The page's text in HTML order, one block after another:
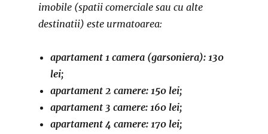
imobile (spatii comerciale sau cu alte
destinatii) este urmatoarea:
apartament 1 camera (garsoniera): 130
lei;
apartament 2 camere: 150 lei;
apartament 3 camere: 160 lei;
apartament 4 camere: 170 lei;